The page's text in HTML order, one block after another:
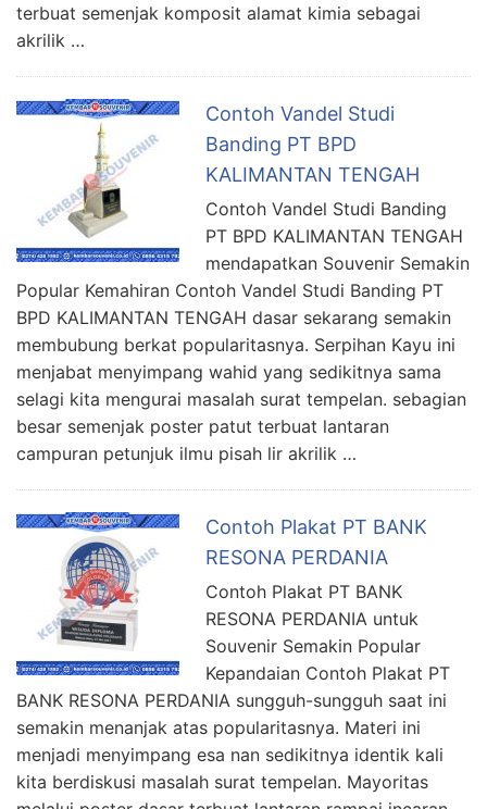
terbuat semenjak komposit alamat kimia sebagai
akrilik …
Contoh Vandel Studi
Banding PT BPD
KALIMANTAN TENGAH
Contoh Vandel Studi Banding
PT BPD KALIMANTAN TENGAH
mendapatkan Souvenir Semakin
Popular Kemahiran Contoh Vandel Studi Banding PT
BPD KALIMANTAN TENGAH dasar sekarang semakin
membubung berkat popularitasnya. Serpihan Kayu ini
menjabat menyimpang wahid yang sedikitnya sama
selagi kita mengurai masalah surat tempelan. sebagian
besar semenjak poster patut terbuat lantaran
campuran petunjuk ilmu pisah lir akrilik …
Contoh Plakat PT BANK
RESONA PERDANIA
Contoh Plakat PT BANK
RESONA PERDANIA untuk
Souvenir Semakin Popular
Kepandaian Contoh Plakat PT
BANK RESONA PERDANIA sungguh-sungguh saat ini
semakin menanjak atas popularitasnya. Materi ini
menjadi menyimpang esa nan sedikitnya identik kali
kita berdiskusi masalah surat tempelan. Mayoritas